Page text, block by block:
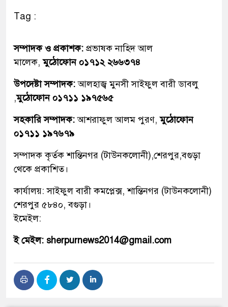
Tag :
সম্পাদক ও প্রকাশক: প্রভাষক নাহিদ আল
মালেক,মুঠোফোন ০১৭১২ ২৬৬৩৭৪
উপদেষ্টা সম্পাদক:আলহাজ্ব মুনসী সাইফুল বারী ডাবলু
,মুঠোফোন ০১৭১১ ১৯৭৫৬৫
সহকারি সম্পাদক:আশরাফুল আলম পুরণ,মুঠোফোন
০১৭১১ ১৯৭৬৭৯
সম্পাদক কৃর্তক শান্তিনগর (টাউনকলোনী),শেরপুর,বগুড়া
থেকে প্রকাশিত।
কার্যালয়: সাইফুল বারী কমপ্লেক্স, শান্তিনগর (টাউনকলোনী)
শেরপুর ৫৮৪০, বগুড়া।
ইমেইল:
ই মেইল: sherpurnews2014@gmail.com